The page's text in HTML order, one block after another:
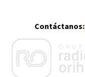
Contáctanos: